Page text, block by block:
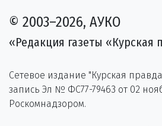
© 2003–2026, АУКО
«Редакция газеты «Курская
Сетевое издание "Курская
запись Эл № ФС77-79463 от 02
Роскомнадзором.